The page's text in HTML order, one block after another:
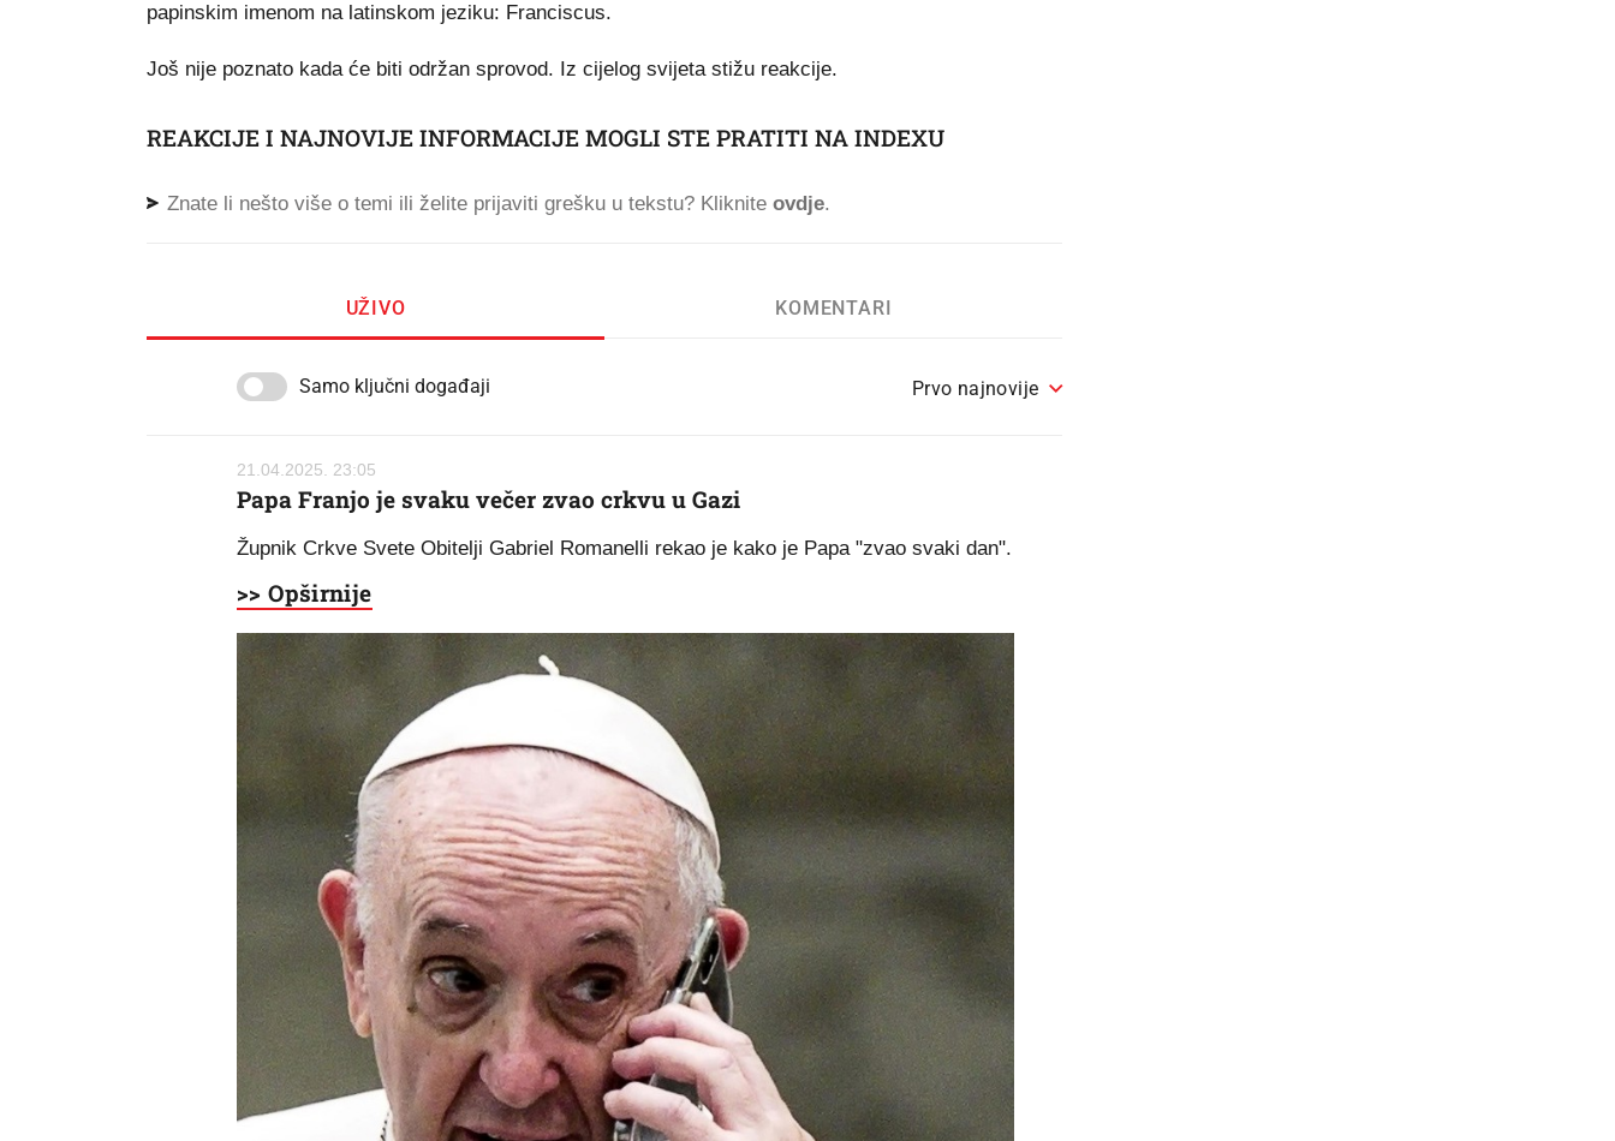
papinskim imenom na latinskom jeziku: Franciscus.
Još nije poznato kada će biti održan sprovod. Iz cijelog svijeta stižu reakcije.
REAKCIJE I NAJNOVIJE INFORMACIJE MOGLI STE PRATITI NA INDEXU
Znate li nešto više o temi ili želite prijaviti grešku u tekstu? Kliknite ovdje.
UŽIVO KOMENTARI
Samo ključni događaji Prvo najnovije
21.04.2025. 23:05
Papa Franjo je svaku večer zvao crkvu u Gazi
Župnik Crkve Svete Obitelji Gabriel Romanelli rekao je kako je Papa "zvao svaki dan".
>> Opširnije